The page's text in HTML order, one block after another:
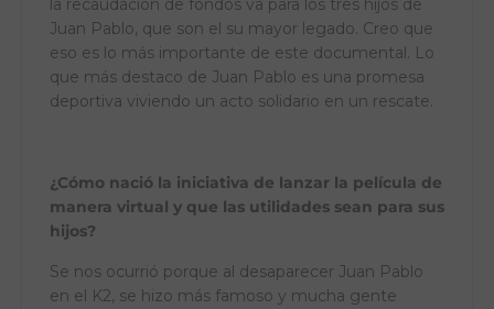
la recaudación de fondos va para los tres hijos de
Juan Pablo, que son el su mayor legado. Creo que
eso es lo más importante de este documental. Lo
que más destaco de Juan Pablo es una promesa
deportiva viviendo un acto solidario en un rescate.
¿Cómo nació la iniciativa de lanzar la película de
manera virtual y que las utilidades sean para sus
hijos?
Se nos ocurrió porque al desaparecer Juan Pablo
en el K2, se hizo más famoso y mucha gente